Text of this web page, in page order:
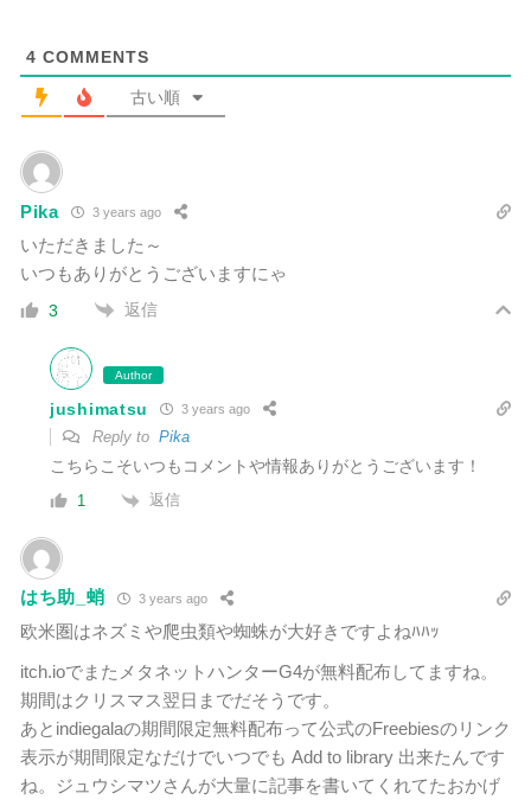
4 COMMENTS
古い順
Pika 3 years ago
いただきました～
いつもありがとうございますにゃ
3 返信
Author
jushimatsu 3 years ago
Reply to Pika
こちらこそいつもコメントや情報ありがとうございます！
1 返信
はち助_蛸 3 years ago
欧米圏はネズミや爬虫類や蜘蛛が大好きですよねﾊﾊｯ
itch.ioでまたメタネットハンターG4が無料配布してますね。
期間はクリスマス翌日までだそうです。
あとindiegalaの期間限定無料配布って公式のFreebiesのリンク
表示が期間限定なだけでいつでも Add to library 出来たんです
ね。ジュウシマツさんが大量に記事を書いてくれてたおかげ